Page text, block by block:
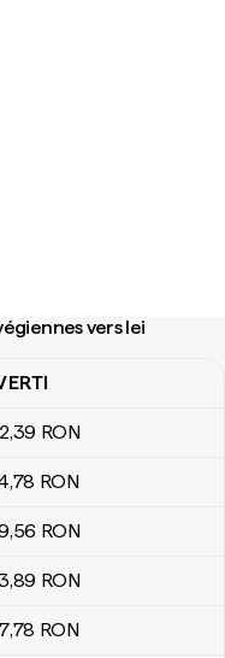
vers lei
vers lei roumains
2,39 RON
,78 RON
,56 RON
,89 RON
,78 RON